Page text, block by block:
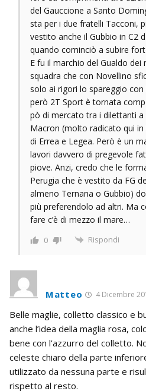
del Gauccione a Santo
sta per i due fratelli Tacconi,
vestito anche il Gubbio in C2
quando cominciò a subire
E fu il marchio del Gualdo dei
squadra che con Novellino
solo ai rigori lo spareggio con
però 2T Sport è tornata
pò di mercato tra i dilettanti a
Macron (molto radicato qui
di Errea e Legea. Però è un
lavori davvero di pregevole
piove. Anzi, credo che le
Perugia che è vestito da FG
almeno Ternana o Gubbio)
più preferendolo ad altri. Ma
fare c’è di mezzo il mare…
0 Rispondi
Matteo 4 Dicembre
Belle maglie, colletto classico e
anche l’idea della maglia rosa,
bene con l’azzurro del colletto.
celeste chiaro della parte
utilizzato da nessuna parte e
rispetto al resto.